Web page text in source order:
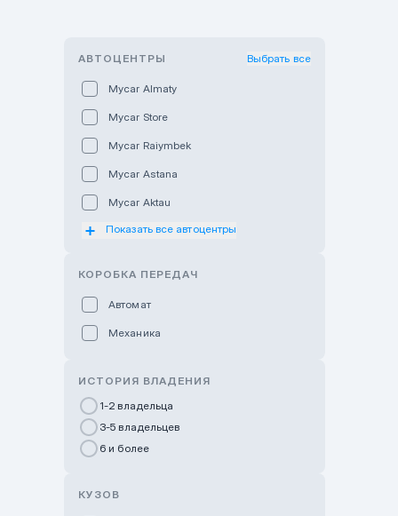
АВТОЦЕНТРЫ Выбрать все
Mycar Almaty
Mycar Store
Mycar Raiymbek
Mycar Astana
Mycar Aktau
Mycar Uralsk
GWM Nurly Zhol
Chery Astana
Показать все автоцентры
КОРОБКА ПЕРЕДАЧ
Автомат
Механика
ИСТОРИЯ ВЛАДЕНИЯ
1-2 владельца
3-5 владельцев
6 и более
КУЗОВ